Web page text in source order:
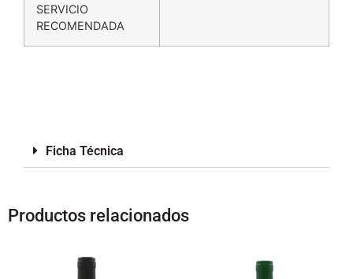
SERVICIO
RECOMENDADA
Ficha Técnica
Productos relacionados